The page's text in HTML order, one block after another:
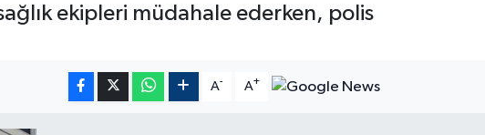
ekipleri müdahale ederken, polis
A- A+